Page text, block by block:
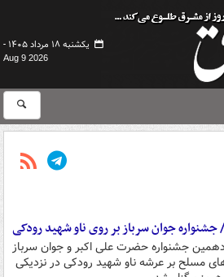
یکشنبه ۱۸ مرداد ۱۴۰۵ -
Aug 9 2026
جشنواره جوان سرباز بر روی ناو شهید رودکی‌
جشنواره حضرت علی اکبر و جوان سرباز
مسلح بر عرشه ناو شهید رودکی در نزدیکی